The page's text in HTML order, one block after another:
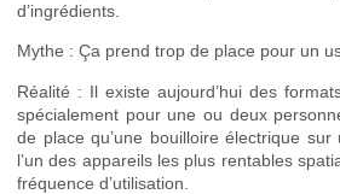
d’ingrédients.
Mythe : Ça prend trop de place pour un
Réalité : Il existe aujourd’hui des
spécialement pour une ou deux
de place qu’une bouilloire électrique sur
l’un des appareils les plus rentables
fréquence d’utilisation.